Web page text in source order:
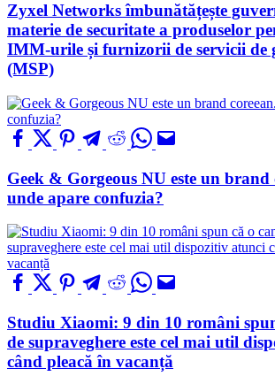
Zyxel Networks îmbunătățește
materie de securitate a produselor
IMM-urile și furnizorii de servicii de
(MSP)
Geek & Gorgeous NU este un brand
unde apare confuzia?
Studiu Xiaomi: 9 din 10 români
de supraveghere este cel mai util
când pleacă în vacanță